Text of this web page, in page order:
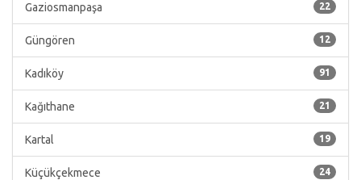
22
Gaziosmanpaşa
12
Güngören
91
Kadıköy
21
Kağıthane
19
Kartal
24
Küçükçekmece